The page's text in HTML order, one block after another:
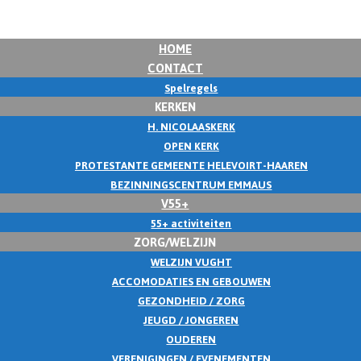
HOME
CONTACT
Spelregels
KERKEN
H. NICOLAASKERK
OPEN KERK
PROTESTANTE GEMEENTE HELEVOIRT-HAAREN
BEZINNINGSCENTRUM EMMAUS
V55+
55+ activiteiten
ZORG/WELZIJN
WELZIJN VUGHT
ACCOMODATIES EN GEBOUWEN
GEZONDHEID / ZORG
JEUGD / JONGEREN
OUDEREN